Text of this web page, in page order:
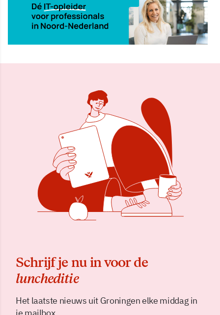
22 aug 2002, 00:00
Schrijf je nu in voor de
luncheditie
Het laatste nieuws uit Groningen elke middag in
je mailbox.